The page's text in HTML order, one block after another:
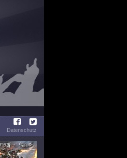
Datenschutz